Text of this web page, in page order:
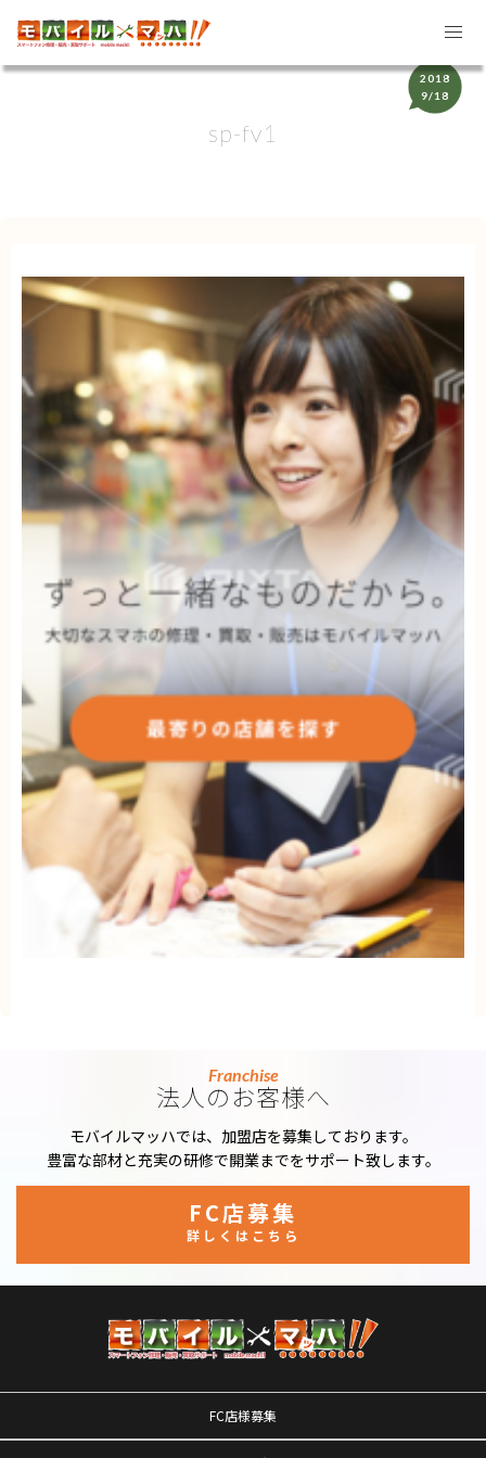
sp-fv1
2018
9/18
Franchise
法人のお客様へ
モバイルマッハでは、加盟店を募集しております。
豊富な部材と充実の研修で開業までをサポート致します。
FC店募集
詳しくはこちら
FC店様募集